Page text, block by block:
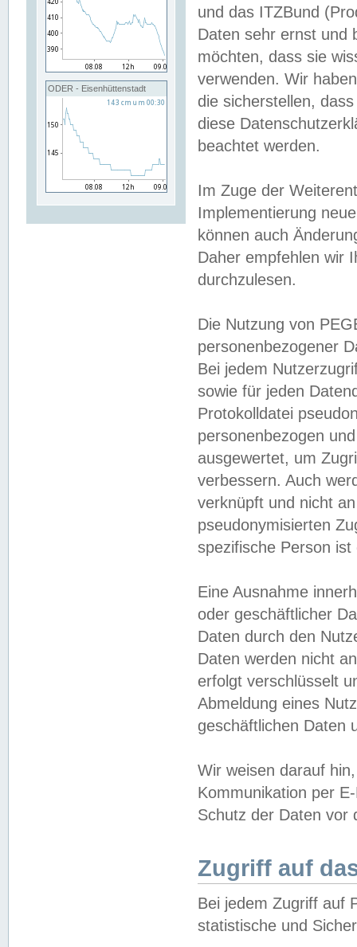
ODER - Eisenhüttenstadt
und das ITZBund
Daten sehr ernst und
möchten, dass sie
verwenden. Wir
die sicherstellen,
diese
beachtet werden.
Im Zuge der
Implementierung
können auch
Daher empfehlen wir
durchzulesen.
Die Nutzung von
personenbezogener
Bei jedem
sowie für jeden
Protokolldatei
personenbezogen
ausgewertet, um
verbessern. Auch
verknüpft und nicht
pseudonymisierten
spezifische Person
Eine Ausnahme
oder geschäftlicher
Daten durch den
Daten werden nicht
erfolgt verschlüsselt
Abmeldung eines
geschäftlichen Daten
Wir weisen darauf
Kommunikation per
Schutz der Daten vor
Zugriff auf
Bei jedem Zugriff auf
statistische und